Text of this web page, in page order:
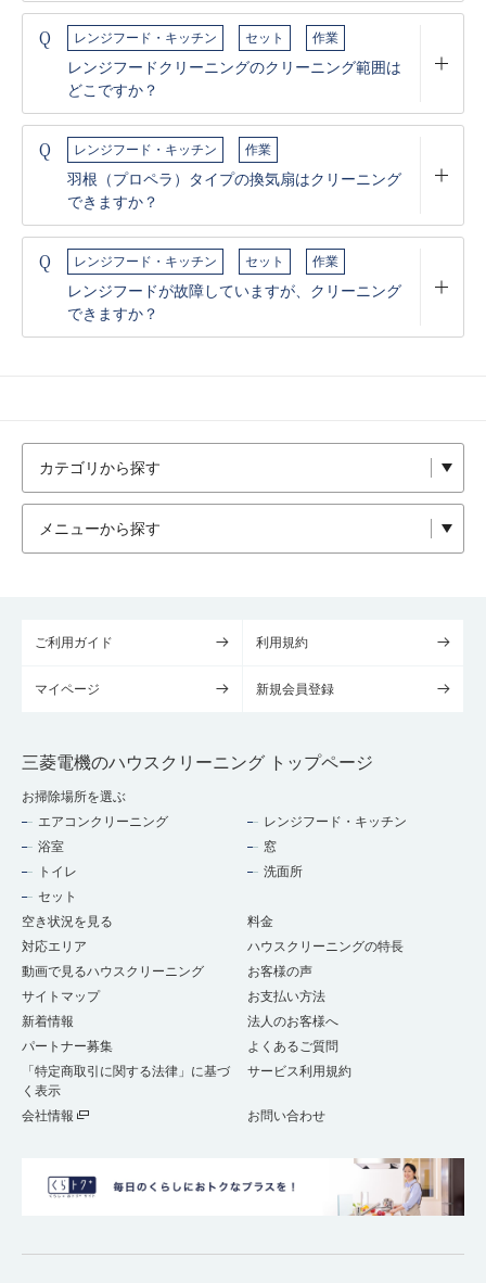
Q レンジフード・キッチン セット 作業
レンジフードクリーニングのクリーニング範囲は
どこですか？
Q レンジフード・キッチン 作業
羽根（プロペラ）タイプの換気扇はクリーニング
できますか？
Q レンジフード・キッチン セット 作業
レンジフードが故障していますが、クリーニング
できますか？
ご利用ガイド 利用規約
マイページ 新規会員登録
三菱電機のハウスクリーニング トップページ
お掃除場所を選ぶ
エアコンクリーニング
レンジフード・キッチン
浴室
窓
トイレ
洗面所
セット
空き状況を見る
料金
対応エリア
ハウスクリーニングの特長
動画で見るハウスクリーニング
お客様の声
サイトマップ
お支払い方法
新着情報
法人のお客様へ
パートナー募集
よくあるご質問
「特定商取引に関する法律」に基づ
く表示
サービス利用規約
会社情報 お問い合わせ